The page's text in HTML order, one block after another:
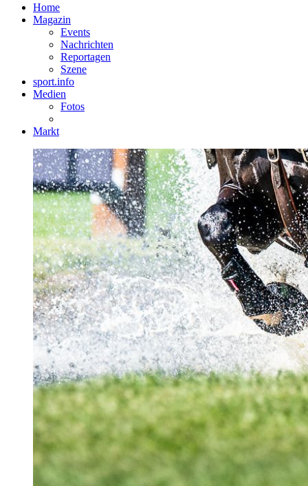
Home
Magazin
Events
Nachrichten
Reportagen
Szene
sport.info
Medien
Fotos
Markt